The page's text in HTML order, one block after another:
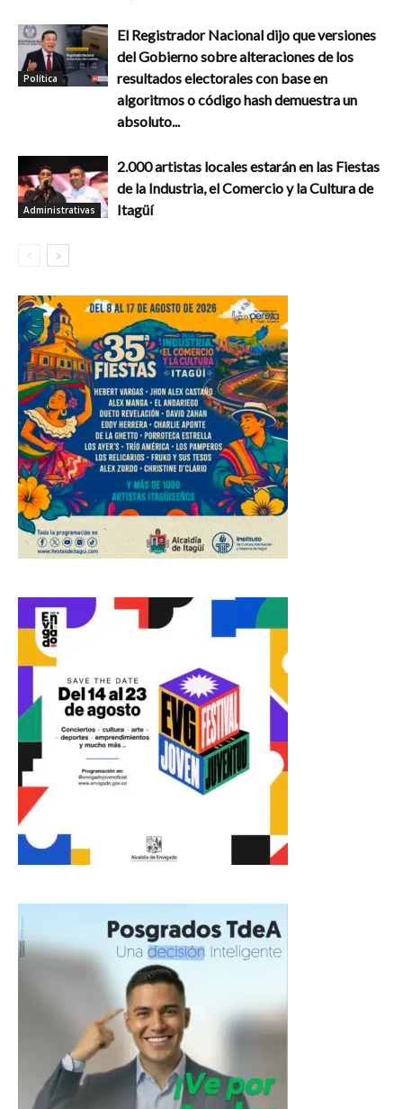
Política
El Registrador Nacional dijo que versiones
del Gobierno sobre alteraciones de los
resultados electorales con base en
algoritmos o código hash demuestra un
absoluto...
Administrativas
2.000 artistas locales estarán en las Fiestas
de la Industria, el Comercio y la Cultura de
Itagüí